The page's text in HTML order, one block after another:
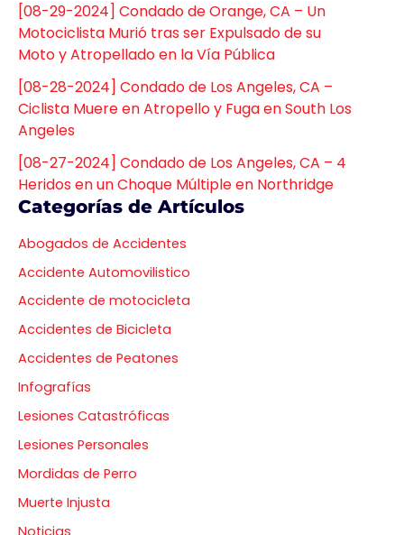
[08-29-2024] Condado de Orange, CA – Un
Motociclista Murió tras ser Expulsado de su
Moto y Atropellado en la Vía Pública
[08-28-2024] Condado de Los Angeles, CA –
Ciclista Muere en Atropello y Fuga en South Los
Angeles
[08-27-2024] Condado de Los Angeles, CA – 4
Heridos en un Choque Múltiple en Northridge
Categorías de Artículos
Abogados de Accidentes
Accidente Automovilistico
Accidente de motocicleta
Accidentes de Bicicleta
Accidentes de Peatones
Infografías
Lesiones Catastróficas
Lesiones Personales
Mordidas de Perro
Muerte Injusta
Noticias